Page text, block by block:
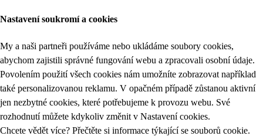
Nastavení soukromí a cookies
My a naši partneři používáme nebo ukládáme soubory cookies,
abychom zajistili správné fungování webu a zpracovali osobní údaje.
Povolením použití všech cookies nám umožníte zobrazovat například
také personalizovanou reklamu. V opačném případě zůstanou aktivní
jen nezbytné cookies, které potřebujeme k provozu webu. Své
rozhodnutí můžete kdykoliv změnit v Nastavení cookies.
Chcete vědět více? Přečtěte si informace týkající se souborů cookie.